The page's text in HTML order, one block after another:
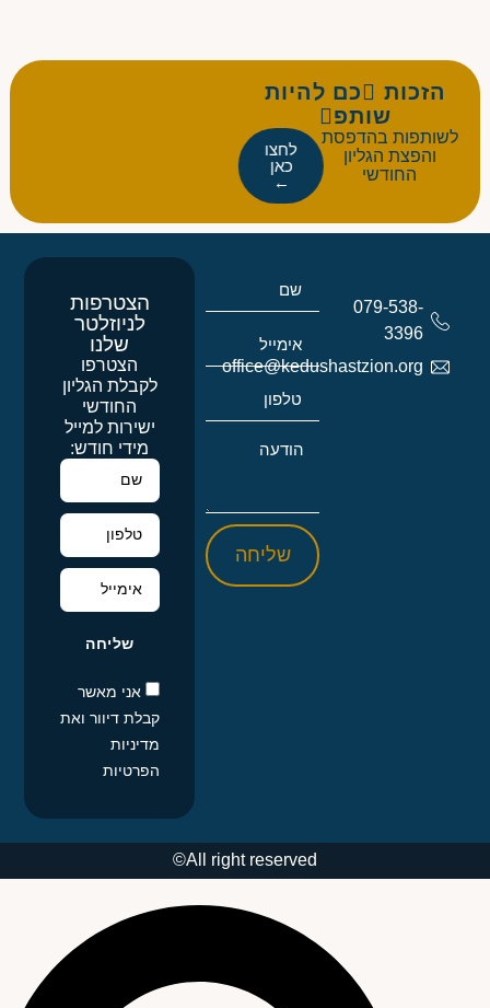
הזכות כם להיות
שותפ
לשותפות בהדפסת
והפצת הגליון
החודשי
לחצו
כאן
←
079-538-
3396
office@kedushastzion.org
שליחה
הצטרפות
לניוזלטר
שלנו
הצטרפו
לקבלת הגליון
החודשי
ישירות למייל
מידי חודש:
אני מאשר
קבלת דיוור ואת
מדיניות
הפרטיות
שליחה
All right reserved©